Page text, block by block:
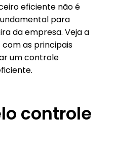
eficiente não é
para
da empresa. Veja a
com as principais
um controle
controle